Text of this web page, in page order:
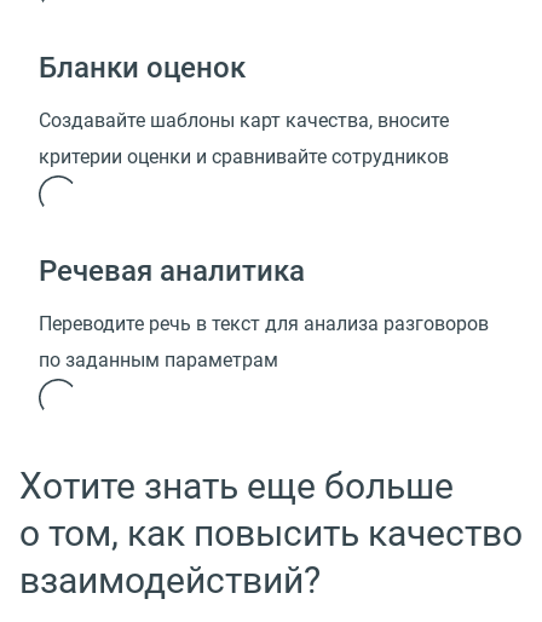
Бланки оценок
Создавайте шаблоны карт качества, вносите
критерии оценки и сравнивайте сотрудников
Речевая аналитика
Переводите речь в текст для анализа разговоров
по заданным параметрам
Хотите знать еще больше
о том, как повысить качество
взаимодействий?